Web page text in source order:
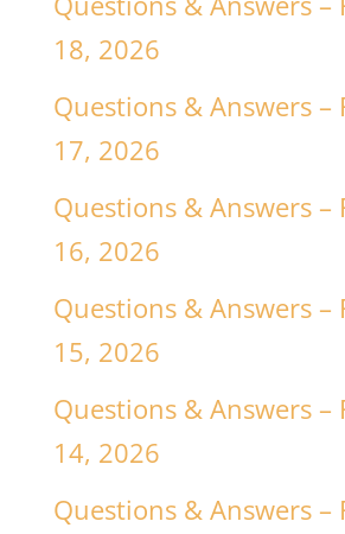
18, 2026
Questions & Answers –
17, 2026
Questions & Answers –
16, 2026
Questions & Answers –
15, 2026
Questions & Answers –
14, 2026
Questions & Answers –